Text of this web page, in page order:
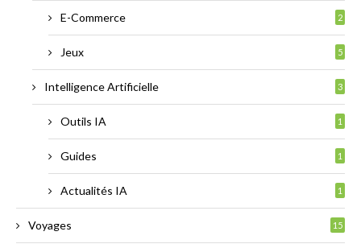
E-Commerce 2
Jeux 5
Intelligence Artificielle 3
Outils IA 1
Guides 1
Actualités IA 1
Voyages 15